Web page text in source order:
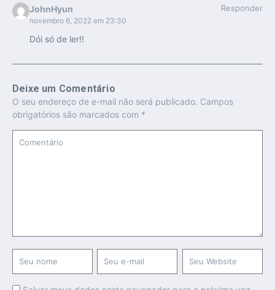
JohnHyun
novembro 6, 2022 em 23:30
Responder
Dói só de ler!!
Deixe um Comentário
O seu endereço de e-mail não será publicado. Campos
obrigatórios são marcados com *